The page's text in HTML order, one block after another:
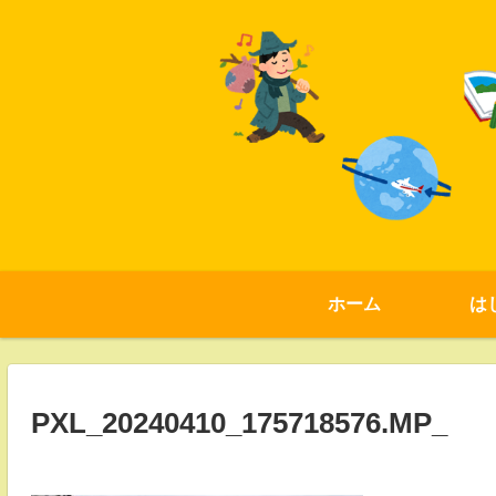
ホーム は
PXL_20240410_175718576.MP_